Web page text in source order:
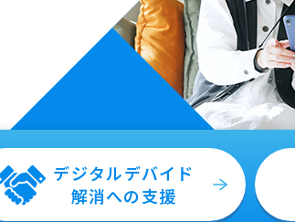
デジタルデバイド
解消への支援